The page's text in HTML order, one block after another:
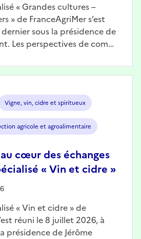
« Grandes cultures –
» de FranceAgriMer s’est
sous la présidence de
Les perspectives de com…
Vigne, vin, cidre et spiritueux
agricole et agroalimentaire
cœur des échanges
« Vin et cidre »
« Vin et cidre » de
réuni le 8 juillet 2026, à
présidence de Jérôme